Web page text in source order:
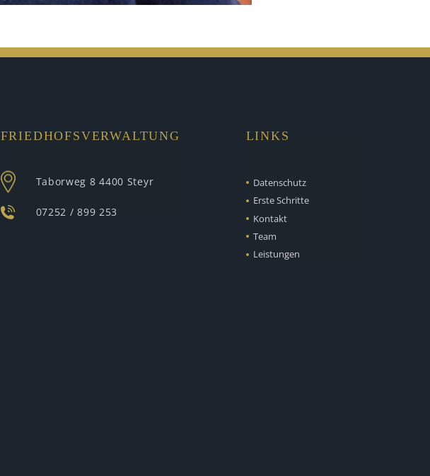
FRIEDHOFSVERWALTUNG
Taborweg 8 4400 Steyr
07252 / 899 253
LINKS
Datenschutz
Erste Schritte
Kontakt
Team
Leistungen